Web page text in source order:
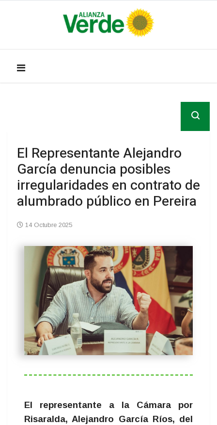
El Representante Alejandro
García denuncia posibles
irregularidades en contrato de
alumbrado público en Pereira
14 Octubre 2025
El representante a la Cámara por
Risaralda, Alejandro García Ríos, del